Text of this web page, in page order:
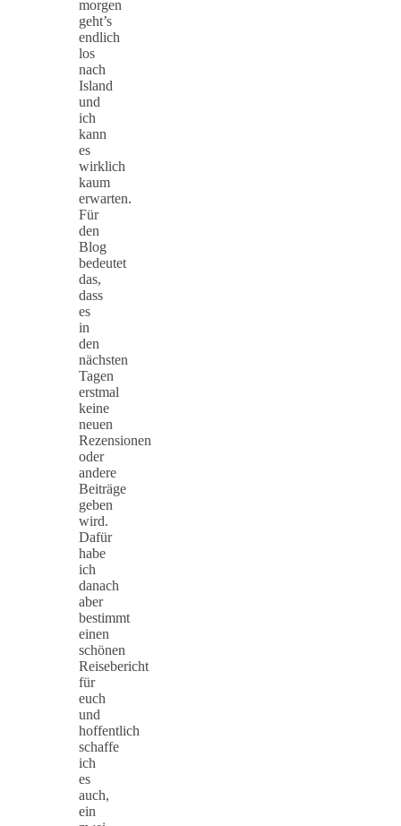
morgen
geht’s
endlich
los
nach
Island
und
ich
kann
es
wirklich
kaum
erwarten.
Für
den
Blog
bedeutet
das,
dass
es
in
den
nächsten
Tagen
erstmal
keine
neuen
Rezensionen
oder
andere
Beiträge
geben
wird.
Dafür
habe
ich
danach
aber
bestimmt
einen
schönen
Reisebericht
für
euch
und
hoffentlich
schaffe
ich
es
auch,
ein